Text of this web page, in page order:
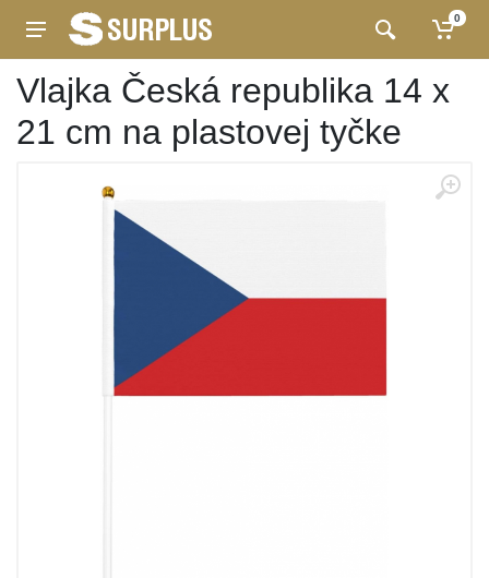
0
Vlajka Česká republika 14 x
21 cm na plastovej tyčke